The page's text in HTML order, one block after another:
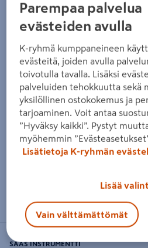
Zoomaa kuvaa
SAAS INSTRUMENTTI
Parempaa palvelua
evästeiden avulla
K-ryhmä kumppaneineen
evästeitä, joiden avulla
toivotulla tavalla. Lisäksi
palveluiden tehokkuutta sekä
yksilöllinen ostokokemus ja
tarjoaminen. Voit antaa
”Hyväksy kaikki”. Pystyt
myöhemmin
Lisätietoja K-ryhmän
Lisää
Vain välttämättömät